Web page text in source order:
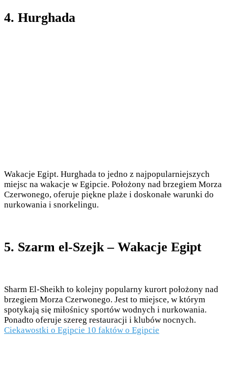
4. Hurghada
Wakacje Egipt. Hurghada to jedno z najpopularniejszych
miejsc na wakacje w Egipcie. Położony nad brzegiem Morza
Czerwonego, oferuje piękne plaże i doskonałe warunki do
nurkowania i snorkelingu.
5. Szarm el-Szejk – Wakacje Egipt
Sharm El-Sheikh to kolejny popularny kurort położony nad
brzegiem Morza Czerwonego. Jest to miejsce, w którym
spotykają się miłośnicy sportów wodnych i nurkowania.
Ponadto oferuje szereg restauracji i klubów nocnych.
Ciekawostki o Egipcie 10 faktów o Egipcie